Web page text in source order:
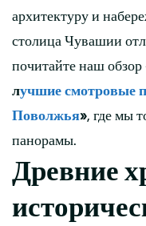
архитектуру и
столица Чувашии
почитайте наш обзор
лучшие смотровые
Поволжья», где мы
панорамы.
Древние